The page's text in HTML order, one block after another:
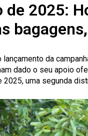
de 2025:
da
dado o seu apoio
uma segunda